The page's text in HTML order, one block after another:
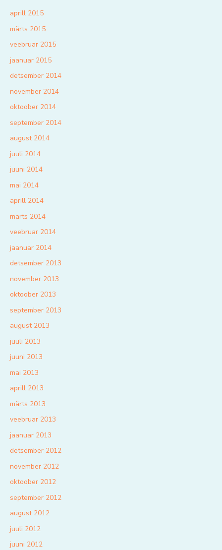
aprill 2015
märts 2015
veebruar 2015
jaanuar 2015
detsember 2014
november 2014
oktoober 2014
september 2014
august 2014
juuli 2014
juuni 2014
mai 2014
aprill 2014
märts 2014
veebruar 2014
jaanuar 2014
detsember 2013
november 2013
oktoober 2013
september 2013
august 2013
juuli 2013
juuni 2013
mai 2013
aprill 2013
märts 2013
veebruar 2013
jaanuar 2013
detsember 2012
november 2012
oktoober 2012
september 2012
august 2012
juuli 2012
juuni 2012